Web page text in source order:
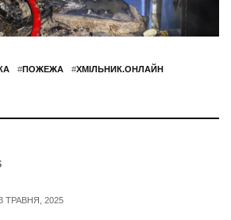
#ПОЖЕЖА #ХМІЛЬНИК.ОНЛАЙН
ТРАВНЯ, 2025